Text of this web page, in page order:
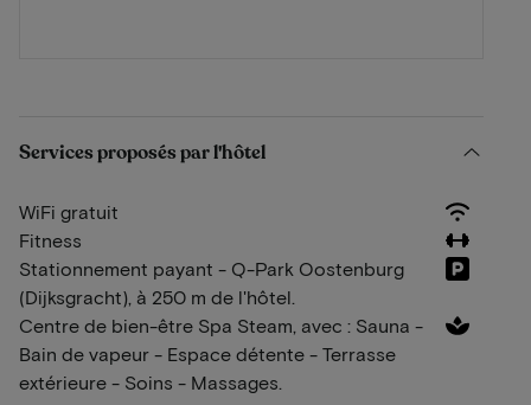
Services proposés par l'hôtel
WiFi gratuit
Fitness
Stationnement payant - Q-Park Oostenburg
(Dijksgracht), à 250 m de l'hôtel.
Centre de bien-être Spa Steam, avec : Sauna -
Bain de vapeur - Espace détente - Terrasse
extérieure - Soins - Massages.